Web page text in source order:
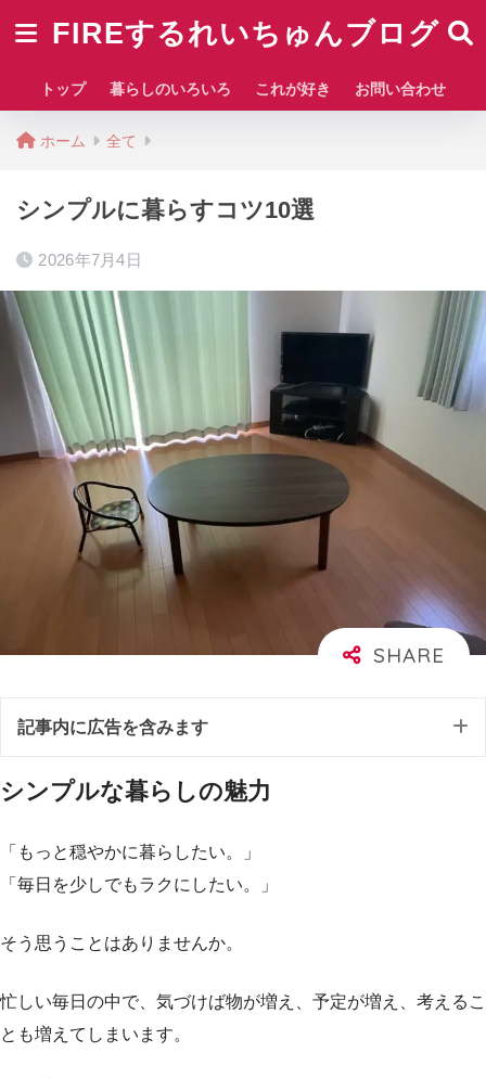
FIREするれいちゅんブログ
トップ 暮らしのいろいろ これが好き お問い合わせ
ホーム 全て
シンプルに暮らすコツ10選
2026年7月4日
記事内に広告を含みます
シンプルな暮らしの魅力
「もっと穏やかに暮らしたい。」
「毎日を少しでもラクにしたい。」
そう思うことはありませんか。
忙しい毎日の中で、気づけば物が増え、予定が増え、考えるこ
とも増えてしまいます。